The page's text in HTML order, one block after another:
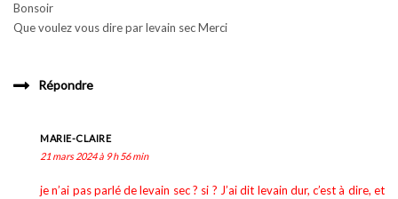
Bonsoir
Que voulez vous dire par levain sec Merci
Répondre
MARIE-CLAIRE
21 mars 2024 à 9 h 56 min
je n’ai pas parlé de levain sec ? si ? J’ai dit levain dur, c’est à dire, et